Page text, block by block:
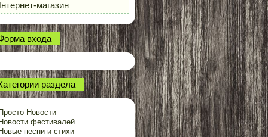
магазин
входа
раздела
Новости
фестивалей
песни и стихи